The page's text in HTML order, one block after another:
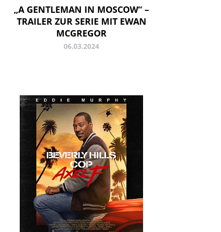
„A GENTLEMAN IN MOSCOW“ –
TRAILER ZUR SERIE MIT EWAN
MCGREGOR
06.03.2024